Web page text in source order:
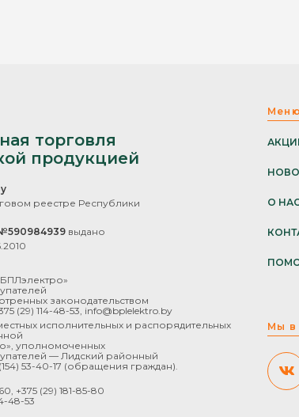
торговля
продукцией
реестре Республики
выдано
законодательством
(29) 114-48-53 info@bplelektro.by
исполнительных и распорядительных
уполномоченных
— Лидский районный
53-40-17 (обращения граждан).
+375 (29) 181-85-80
48-53
Меню
О
Мы в